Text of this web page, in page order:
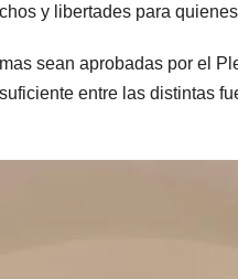
y libertades para
sean aprobadas por el
entre las distintas